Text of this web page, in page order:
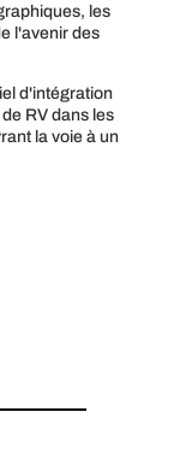
les
l'avenir des
d'intégration
RV dans les
la voie à un